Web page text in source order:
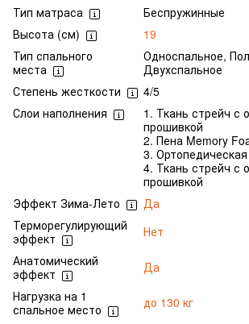
Тип матраса
Беспружинные
Высота (см)
19
Тип спального
места
Односпальное,
Двухспальное
Степень жесткости
4/5
Слои наполнения
1. Ткань стрейч с
прошивкой
2. Пена Memory
3.
4. Ткань стрейч с
прошивкой
Эффект Зима-Лето
Да
Терморегулирующий
эффект
Нет
Анатомический
эффект
Да
Нагрузка на 1
спальное место
до 130 кг